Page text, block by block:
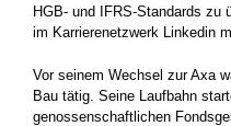
HGB- und IFRS-Standards zu
im Karrierenetzwerk Linkedin
Vor seinem Wechsel zur Axa
Bau tätig. Seine Laufbahn
genossenschaftlichen